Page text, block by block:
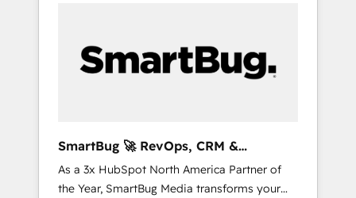
and Story to stop "accelerating a mess." ⚙️
Elite Engineering & AI Scalable Architecture:
agents, and high-integrity migrations for total
reporting clarity. Security & Compliance: SOC
2 Type I and HIPAA attested for enterprise-
SmartBug 🚀 RevOps, CRM &
Integration Experts
As a 3x HubSpot North America Partner of
the Year, SmartBug Media transforms your